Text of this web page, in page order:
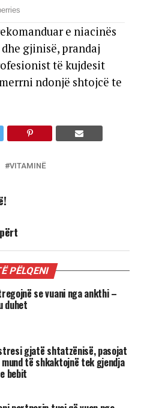
e niacinës
gjinisë, prandaj
të kujdesit
ndonjë shtojcë te
VITAMINË
PËLQENI
se vuani nga ankthi –
duhet
gjatë shtatzënisë, pasojat
të shkaktojnë tek gjendja
bebit